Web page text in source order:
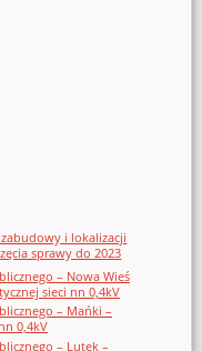
i lokalizacji
sprawy do 2023
– Nowa Wieś
sieci nn 0,4kV
– Mańki –
0,4kV
– Lutek –